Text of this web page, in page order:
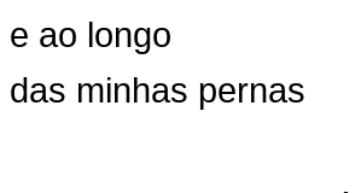
e ao longo
das minhas pernas